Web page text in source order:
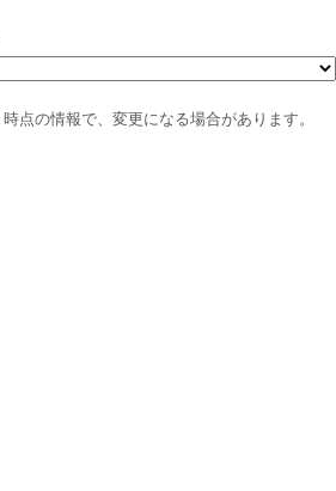
点の情報で、変更になる場合があります。